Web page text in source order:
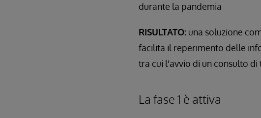
durante la pandemia
RISULTATO: una soluzione
facilita il reperimento delle
tra cui l'avvio di un consulto di
La fase 1 è attiva